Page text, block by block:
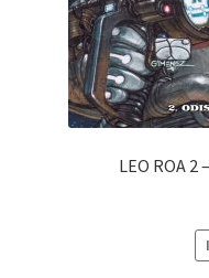
LEO ROA 2